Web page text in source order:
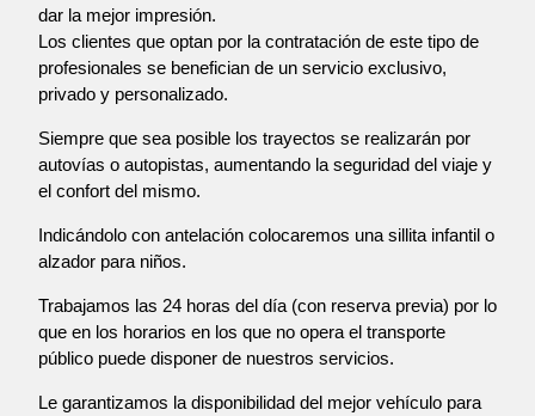
dar la mejor impresión.
Los clientes que optan por la contratación de este tipo de
profesionales se benefician de un servicio exclusivo,
privado y personalizado.
Siempre que sea posible los trayectos se realizarán por
autovías o autopistas, aumentando la seguridad del viaje y
el confort del mismo.
Indicándolo con antelación colocaremos una sillita infantil o
alzador para niños.
Trabajamos las 24 horas del día (con reserva previa) por lo
que en los horarios en los que no opera el transporte
público puede disponer de nuestros servicios.
Le garantizamos la disponibilidad del mejor vehículo para